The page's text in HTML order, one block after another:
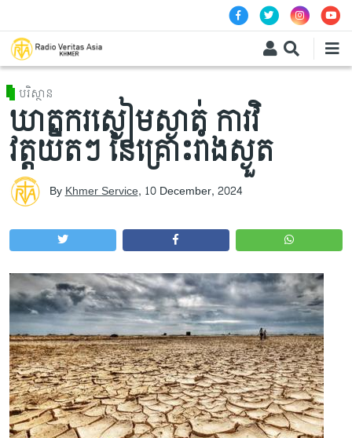
បរិស្ថាន
ឃាតករស្ងៀមស្ងាត់ ការវិ
វត្តយឺតៗ នៃគ្រោះរាំងស្ងួត
ByKhmer Service, 10 December, 2024